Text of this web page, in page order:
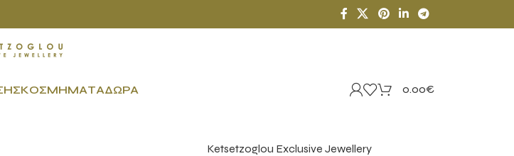
ΚΟΣΜΉΜΑΤΑΔΏΡΑ 0.00€
Ketsetzoglou Exclusive Jewellery